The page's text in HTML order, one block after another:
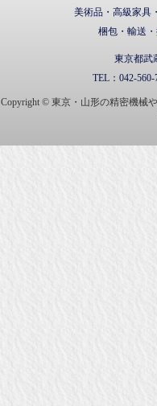
美術品・高級家具
梱包・輸送
東京都武
TEL： 042-560-
Copyright © 東京・山形の精密機械